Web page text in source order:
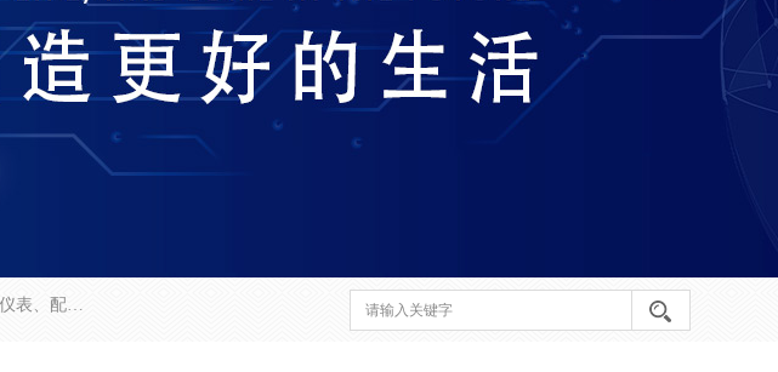
济南市历城区创宇电子产品经营部经营范围包括电子产品、起重机械配件、电气设备、仪器仪表、配电箱、监控设备的批发、零售；配电箱、仪器仪表（不含计量器）、工业自动化设备（不含特种设备、电力设备）的安装、维修。（依法须经批准的项目，经相关部门批准后方可开展经营活动）。